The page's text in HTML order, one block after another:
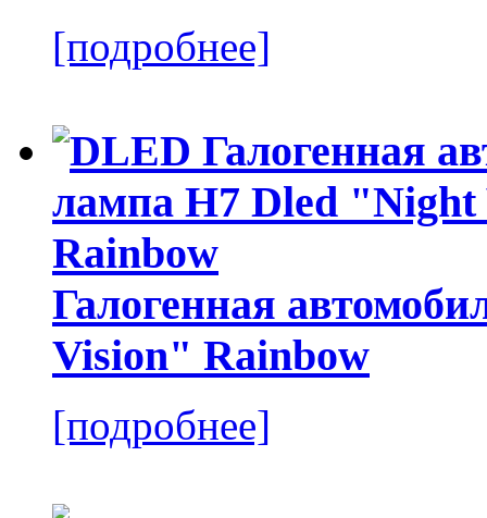
[подробнее]
Галогенная
Vision" Rainbow
[подробнее]